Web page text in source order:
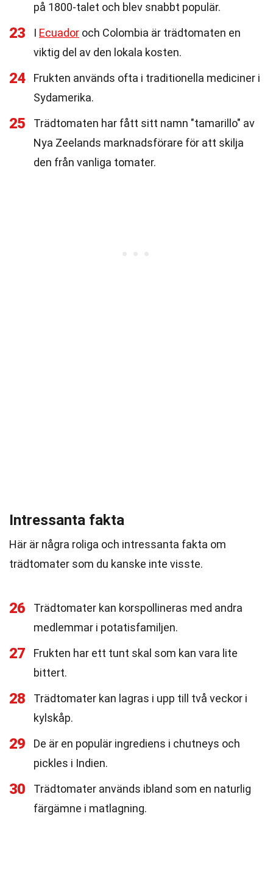
på 1800-talet och blev snabbt populär.
23 I Ecuador och Colombia är trädtomaten en
viktig del av den lokala kosten.
24
Frukten används ofta i traditionella mediciner i
Sydamerika.
25
Trädtomaten har fått sitt namn "tamarillo" av
Nya Zeelands marknadsförare för att skilja
den från vanliga tomater.
Intressanta fakta
Här är några roliga och intressanta fakta om
trädtomater som du kanske inte visste.
26
Trädtomater kan korspollineras med andra
medlemmar i potatisfamiljen.
27
Frukten har ett tunt skal som kan vara lite
bittert.
28
Trädtomater kan lagras i upp till två veckor i
kylskåp.
29
De är en populär ingrediens i chutneys och
pickles i Indien.
30
Trädtomater används ibland som en naturlig
färgämne i matlagning.